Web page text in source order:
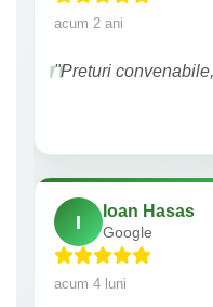
acum 2 ani
"Preturi
I
Ioan Hasas
Google
acum 4 luni